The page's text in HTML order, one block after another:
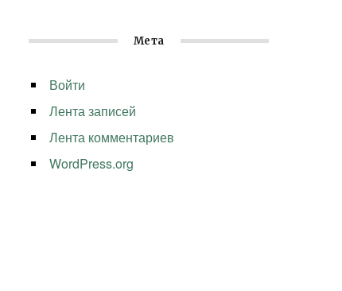
Мета
Войти
Лента записей
Лента комментариев
WordPress.org